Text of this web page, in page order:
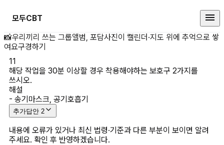
모두CBT
해당 작업을 30분 이상할 경우 착
📸우리끼리 쓰는 그룹앨범, 포담사진이 캘린더·지도 위에 추억으로 쌓
여요구경하기
11
해당 작업을 30분 이상할 경우 착용해야하는 보호구 2가지를
쓰시오.
해설
- 송기마스크, 공기호흡기
추가답안 2
내용에 오류가 있거나 최신 법령·기준과 다른 부분이 보이면 알려
주세요. 확인 후 반영하겠습니다.